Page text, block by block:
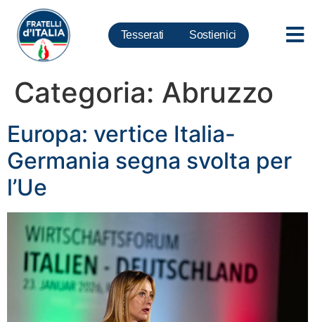
Tesserati Sostienici
Categoria: Abruzzo
Europa: vertice Italia-
Germania segna svolta per
l’Ue